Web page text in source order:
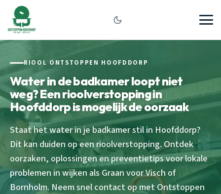
RIOOL ONTSTOPPEN HOOFDDORP
Water in de badkamer loopt niet
weg? Een rioolverstopping in
Hoofddorp is mogelijk de oorzaak
Staat het water in je badkamer stil in Hoofddorp?
Dit kan duiden op een rioolverstopping. Ontdek
oorzaken, oplossingen en preventietips voor lokale
problemen in wijken als Graan voor Visch of
Bornholm. Neem snel contact op met Ontstoppen